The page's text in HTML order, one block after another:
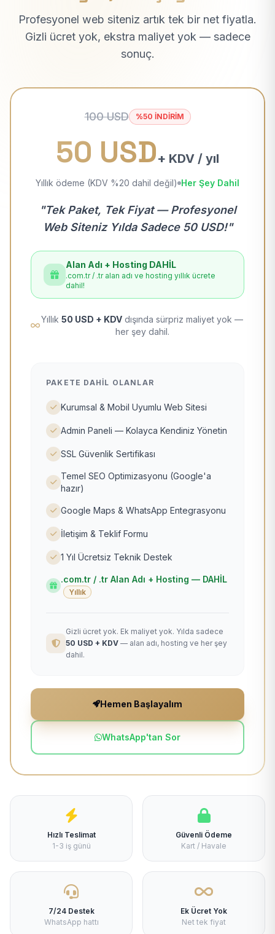
Profesyonel web siteniz artık tek bir net fiyatla.
Gizli ücret yok, ekstra maliyet yok — sadece
sonuç.
100 USD %50 İNDİRİM
50 USD+ KDV / yıl
Yıllık ödeme (KDV %20 dahil değil) Her Şey Dahil
"Tek Paket, Tek Fiyat — Profesyonel
Web Siteniz Yılda Sadece 50 USD!"
Alan Adı + Hosting DAHİL
.com.tr / .tr alan adı ve hosting yıllık ücrete
dahil!
Yıllık 50 USD + KDV dışında sürpriz maliyet yok —
her şey dahil.
PAKETE DAHIL OLANLAR
Kurumsal & Mobil Uyumlu Web Sitesi
Admin Paneli — Kolayca Kendiniz Yönetin
SSL Güvenlik Sertifikası
Temel SEO Optimizasyonu (Google'a
hazır)
Google Maps & WhatsApp Entegrasyonu
İletişim & Teklif Formu
1 Yıl Ücretsiz Teknik Destek
.com.tr / .tr Alan Adı + Hosting — DAHİL
Yıllık
Gizli ücret yok. Ek maliyet yok. Yılda sadece
50 USD + KDV — alan adı, hosting ve her şey
dahil.
Hemen Başlayalım
WhatsApp'tan Sor
Hızlı Teslimat
1-3 iş günü
Güvenli Ödeme
Kart / Havale
7/24 Destek
WhatsApp hattı
Ek Ücret Yok
Net tek fiyat